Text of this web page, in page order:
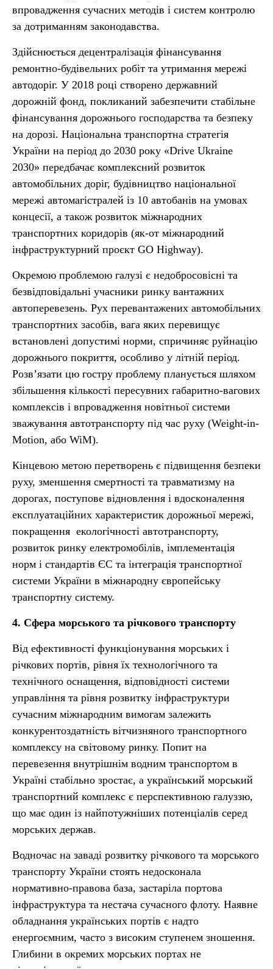
впровадження сучасних методів і систем контролю
за дотриманням законодавства.
Здійснюється децентралізація фінансування
ремонтно-будівельних робіт та утримання мережі
автодоріг. У 2018 році створено державний
дорожній фонд, покликаний забезпечити стабільне
фінансування дорожнього господарства та безпеку
на дорозі. Національна транспортна стратегія
України на період до 2030 року «Drive Ukraine
2030» передбачає комплексний розвиток
автомобільних доріг, будівництво національної
мережі автомагістралей із 10 автобанів на умовах
концесії, а також розвиток міжнародних
транспортних коридорів (як-от міжнародний
інфраструктурний проєкт GО Highway).
Окремою проблемою галузі є недобросовісні та
безвідповідальні учасники ринку вантажних
автоперевезень. Рух перевантажених автомобільних
транспортних засобів, вага яких перевищує
встановлені допустимі норми, спричиняє руйнацію
дорожнього покриття, особливо у літній період.
Розв’язати цю гостру проблему планується шляхом
збільшення кількості пересувних габаритно-вагових
комплексів і впровадження новітньої системи
зважування автотранспорту під час руху (Weight-in-
Motion, або WiM).
Кінцевою метою перетворень є підвищення безпеки
руху, зменшення смертності та травматизму на
дорогах, поступове відновлення і вдосконалення
експлуатаційних характеристик дорожньої мережі,
покращення екологічності автотранспорту,
розвиток ринку електромобілів, імплементація
норм і стандартів ЄС та інтеграція транспортної
системи України в міжнародну європейську
транспортну систему.
4. Сфера морського та річкового транспорту
Від ефективності функціонування морських і
річкових портів, рівня їх технологічного та
технічного оснащення, відповідності системи
управління та рівня розвитку інфраструктури
сучасним міжнародним вимогам залежить
конкурентоздатність вітчизняного транспортного
комплексу на світовому ринку. Попит на
перевезення внутрішнім водним транспортом в
Україні стабільно зростає, а український морський
транспортний комплекс є перспективною галуззю,
що має один із найпотужніших потенціалів серед
морських держав.
Водночас на заваді розвитку річкового та морського
транспорту України стоять недосконала
нормативно-правова база, застаріла портова
інфраструктура та нестача сучасного флоту. Наявне
обладнання українських портів є надто
енергоємним, часто з високим ступенем зношення.
Глибини в окремих морських портах не